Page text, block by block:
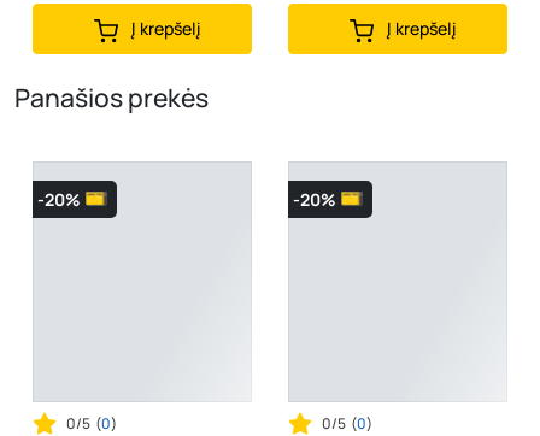
Į krepšelį Į krepšelį
Panašios prekės
-20%
0/5 (0)
-20%
0/5 (0)